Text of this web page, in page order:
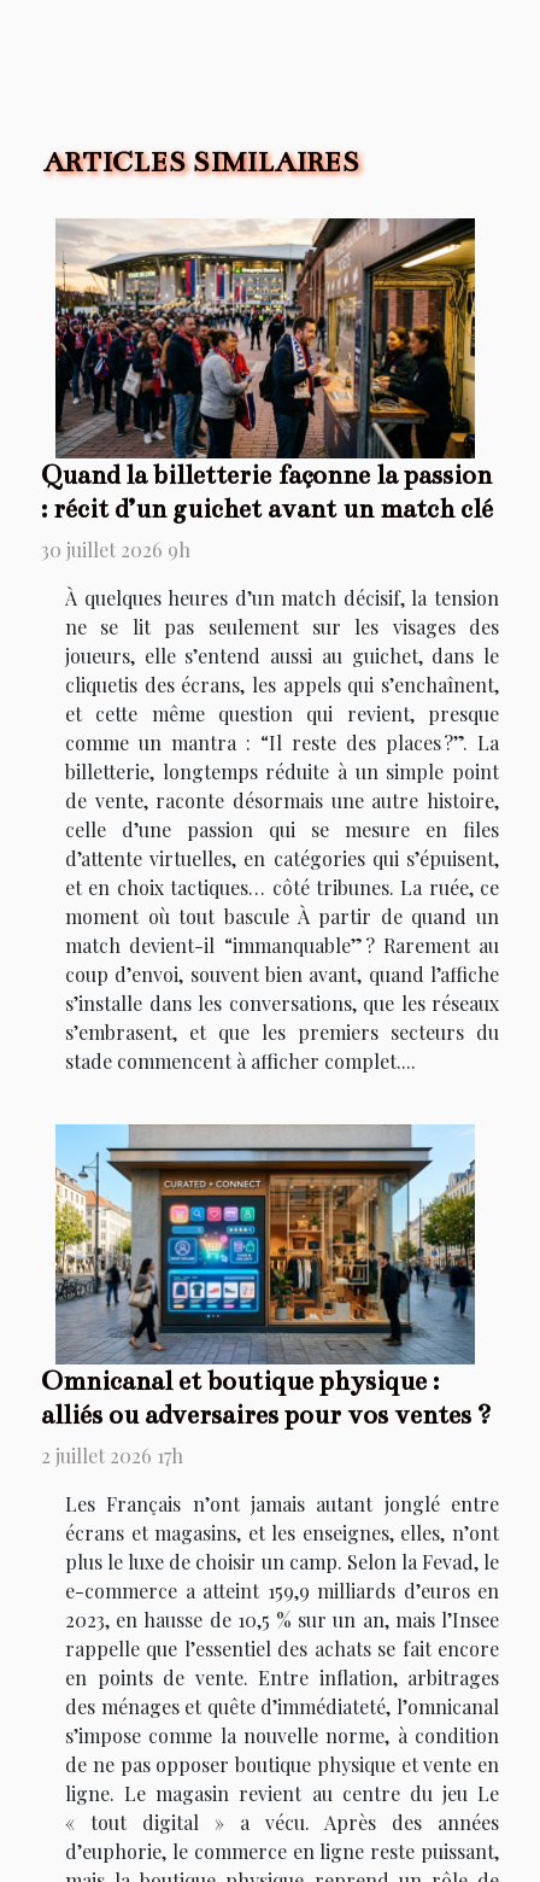
ARTICLES SIMILAIRES
Quand la billetterie façonne la passion
: récit d’un guichet avant un match clé
30 juillet 2026 9h
À quelques heures d’un match décisif, la tension
ne se lit pas seulement sur les visages des
joueurs, elle s’entend aussi au guichet, dans le
cliquetis des écrans, les appels qui s’enchaînent,
et cette même question qui revient, presque
comme un mantra : “Il reste des places ?”. La
billetterie, longtemps réduite à un simple point
de vente, raconte désormais une autre histoire,
celle d’une passion qui se mesure en files
d’attente virtuelles, en catégories qui s’épuisent,
et en choix tactiques… côté tribunes. La ruée, ce
moment où tout bascule À partir de quand un
match devient-il “immanquable” ? Rarement au
coup d’envoi, souvent bien avant, quand l’affiche
s’installe dans les conversations, que les réseaux
s’embrasent, et que les premiers secteurs du
stade commencent à afficher complet....
Omnicanal et boutique physique :
alliés ou adversaires pour vos ventes ?
2 juillet 2026 17h
Les Français n’ont jamais autant jonglé entre
écrans et magasins, et les enseignes, elles, n’ont
plus le luxe de choisir un camp. Selon la Fevad, le
e-commerce a atteint 159,9 milliards d’euros en
2023, en hausse de 10,5 % sur un an, mais l’Insee
rappelle que l’essentiel des achats se fait encore
en points de vente. Entre inflation, arbitrages
des ménages et quête d’immédiateté, l’omnicanal
s’impose comme la nouvelle norme, à condition
de ne pas opposer boutique physique et vente en
ligne. Le magasin revient au centre du jeu Le
« tout digital » a vécu. Après des années
d’euphorie, le commerce en ligne reste puissant,